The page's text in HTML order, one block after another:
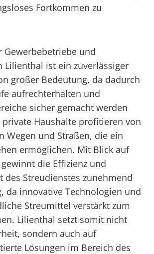
Fortkommen zu
Gewerbebetriebe und
Lilienthal ist ein zuverlässiger
großer Bedeutung, da dadurch
aufrechterhalten und
sicher gemacht werden
private Haushalte profitieren von
Wegen und Straßen, die ein
ermöglichen. Mit Blick auf
gewinnt die Effizienz und
des Streudienstes zunehmend
da innovative Technologien und
Streumittel verstärkt zum
Lilienthal setzt somit nicht
sondern auch auf
Lösungen im Bereich des